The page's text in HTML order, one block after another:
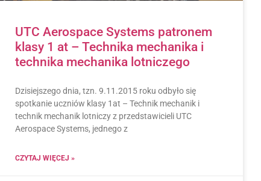
UTC Aerospace Systems patronem
klasy 1 at – Technika mechanika i
technika mechanika lotniczego
Dzisiejszego dnia, tzn. 9.11.2015 roku odbyło się
spotkanie uczniów klasy 1at – Technik mechanik i
technik mechanik lotniczy z przedstawicieli UTC
Aerospace Systems, jednego z
CZYTAJ WIĘCEJ »